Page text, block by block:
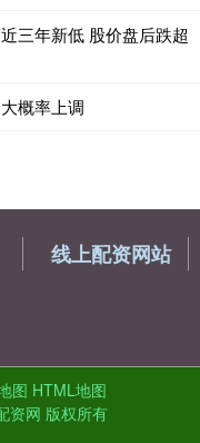
三年新低 股价盘后跌超
概率上调
线上配资网站
图 HTML地图
资网 版权所有